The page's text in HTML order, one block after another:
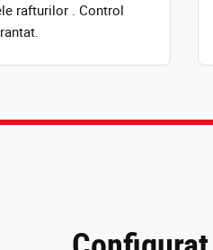
rafturilor . Control